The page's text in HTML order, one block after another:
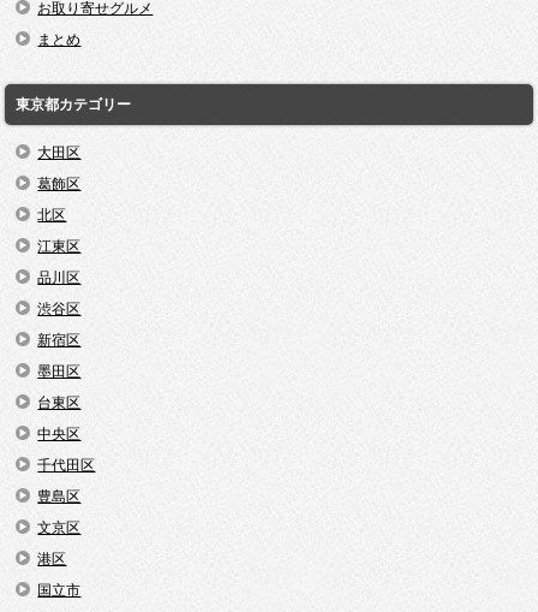
お取り寄せグルメ
まとめ
東京都カテゴリー
大田区
葛飾区
北区
江東区
品川区
渋谷区
新宿区
墨田区
台東区
中央区
千代田区
豊島区
文京区
港区
国立市